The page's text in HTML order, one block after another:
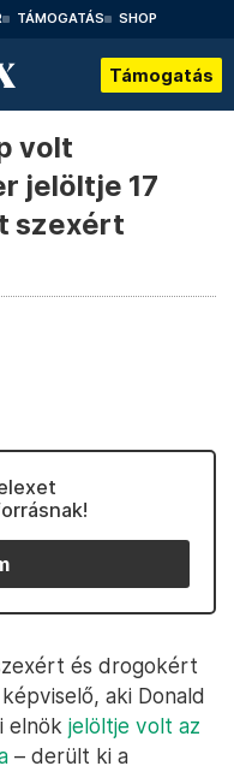
TÁMOGATÁS SHOP
Támogatás
volt
jelöltje 17
szexért
és drogokért
aki Donald
elnök jelöltje volt az
– derült ki a